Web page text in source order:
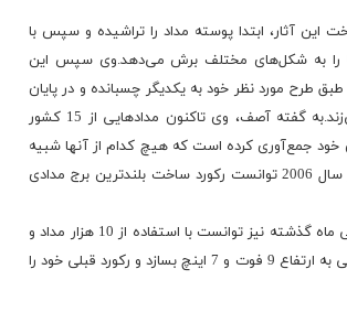
این آثار، ابتدا پوسته مداد را تراشیده و سپس با
را به شکل‌های مختلف برش می‌دهد.وی سپس این
طرح مورد نظر خود به یکدیگر چسبانده و در پایان
به آن روغن جلا می‌زند.به گفته آصف، وی تاکنون مدادهایی از 15 کشور
خود جمع‌آوری کرده است که هیچ کدام از آنها شبیه
دیگری نیست.وی در سال 2006 توانست رکورد ساخت بلندترین برج مدادی
این نوجوان پاکستانی ماه گذشته نیز توانست با استفاده از 10 هزار مداد و
پس از 3 ساعت، برجی به ارتفاع 9 فوت و 7 اینچ بسازد و رکورد قبلی خود را